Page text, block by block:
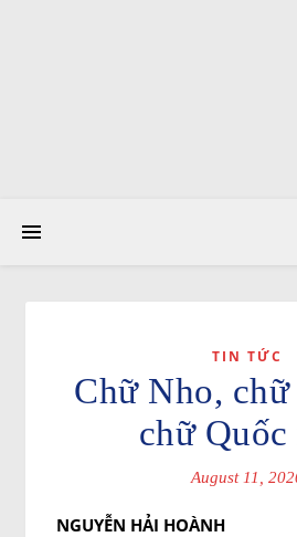
TIN TỨC
Chữ Nho,
chữ
August 11,
NGUYỄN HẢI HOÀNH